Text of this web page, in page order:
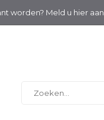
worden? Meld u hier